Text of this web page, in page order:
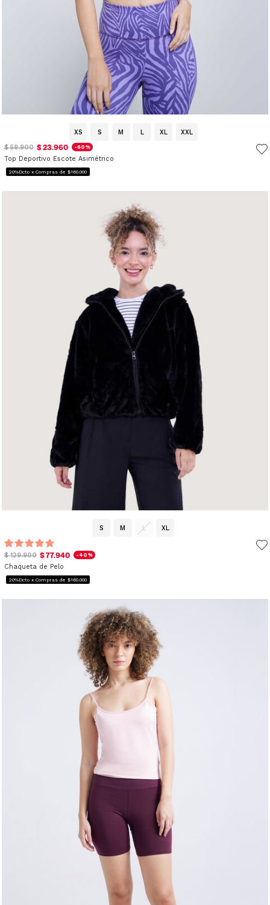
XS S M L XL
XXL
$ 59.900 $ 23.960 -60%
Top Deportivo Escote Asimétrico
20%Dcto x Compras de $160.000
S M L XL
$ 129.900 $ 77.940 -40%
Chaqueta de Pelo
20%Dcto x Compras de $160.000